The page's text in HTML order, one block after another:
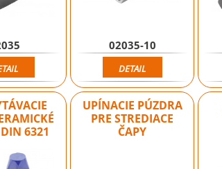
02035-10
DETAIL
6321
UPÍNACIE PÚZDRA
PRE STREDIACE
ČAPY